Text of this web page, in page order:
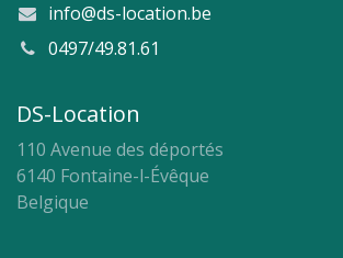
info@ds-location.be
0497/49.81.61
DS-Location
110 Avenue des déportés
6140 Fontaine-l-Évêque
Belgique